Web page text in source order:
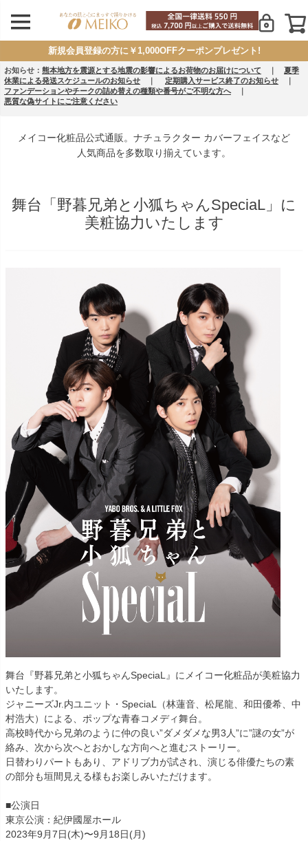
新規会員登録の方に￥1,000OFFクーポンプレゼント!
お知らせ： 熊本地方を震源とする地震の影響によるお荷物のお届けについて ｜ 夏季
休業による発送スケジュールのお知らせ ｜ 定期購入サービス終了のお知らせ ｜
ファンデーションやチークの詰め替えの種類や番号がご不明な方へ｜
悪質な偽サイトにご注意ください
メイコー化粧品公式通販。ナチュラクター カバーフェイスなど
人気商品を多数取り揃えています。
舞台「野暮兄弟と小狐ちゃんSpeciaL」に
美粧協力いたします
舞台『野暮兄弟と小狐ちゃんSpeciaL』にメイコー化粧品が美粧協力
いたします。
ジャニーズJr.内ユニット・SpeciaL（林蓮音、松尾龍、和田優希、中
村浩大）による、ポップな青春コメディ舞台。
高校時代から兄弟のように仲の良い”ダメダメな男3人”に”謎の女”が
絡み、次から次へとおかしな方向へと進むストーリー。
日替わりパートもあり、アドリブ力が試され、演じる俳優たちの素
の部分も垣間見える様もお楽しみいただけます。
■公演日
東京公演：紀伊國屋ホール
2023年9月7日(木)〜9月18日(月)